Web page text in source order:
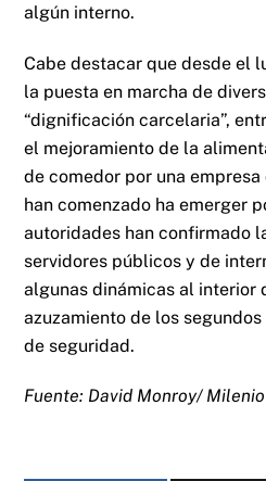
algún interno.
Cabe destacar que desde el
la puesta en marcha de
“dignificación carcelaria”,
el mejoramiento de la
de comedor por una
han comenzado ha emerger
autoridades han confirmado
servidores públicos y de
algunas dinámicas al interior
azuzamiento de los
de seguridad.
Fuente: David Monroy/ Milenio